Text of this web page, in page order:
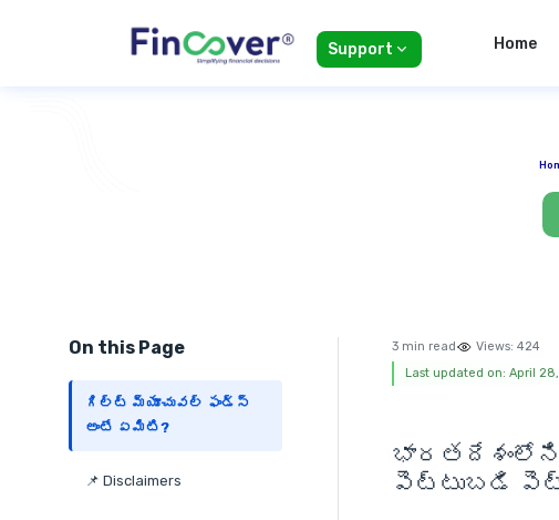
Support Home
On this Page
గిల్ట్ మ్యూచువల్ ఫండ్స్
అంటే ఏమిటి?
📌 Disclaimers
3 min read Views: 424
Last updated on: April
పెట్టుబడి